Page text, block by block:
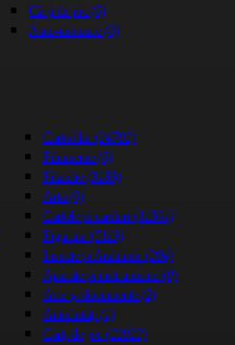
Cărți de joc (0)
Auto-motoare (0)
Cartofilie (24702)
Filumenie (0)
Filatelie (3189)
Artă (0)
Cartele și carduri (11301)
Figurine (5113)
Insecte și Arahnide (204)
Aparate și instrumente (0)
Acte și documente (2)
Antichități (1)
Cărți de joc (22022)